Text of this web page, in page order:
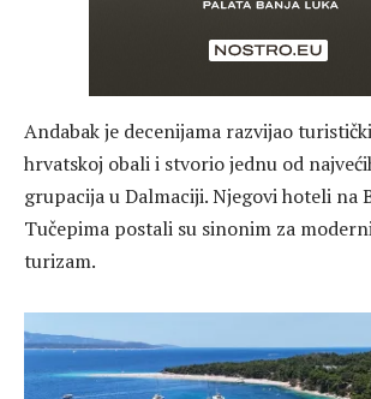
Andabak je decenijama razvijao
hrvatskoj obali i stvorio jednu od
grupacija u Dalmaciji. Njegovi hoteli na
Tučepima postali su sinonim za
turizam.